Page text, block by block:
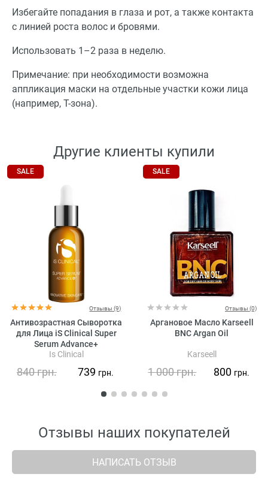
Избегайте попадания в глаза и рот, а также контакта
с линией роста волос и бровями.
Использовать 1–2 раза в неделю.
Примечание: при необходимости возможна
аппликация маски на отдельные участки кожи лица
(например, Т-зона).
Другие клиенты купили
SALE
Отзывы (9)
Антивозрастная Сыворотка
для Лица iS Clinical Super
Serum Advance+
Is Clinical
840грн. 739 грн.
SALE
Отзывы (0)
Аргановое Масло Karseell
BNC Argan Oil
Karseell
1 000грн. 800 грн.
Отзывы наших покупателей
НАПИСАТЬ ОТЗЫВ